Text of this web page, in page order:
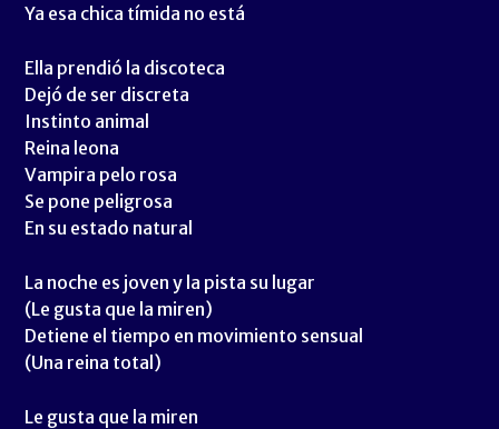
Ya esa chica tímida no está
Ella prendió la discoteca
Dejó de ser discreta
Instinto animal
Reina leona
Vampira pelo rosa
Se pone peligrosa
En su estado natural
La noche es joven y la pista su lugar
(Le gusta que la miren)
Detiene el tiempo en movimiento sensual
(Una reina total)
Le gusta que la miren